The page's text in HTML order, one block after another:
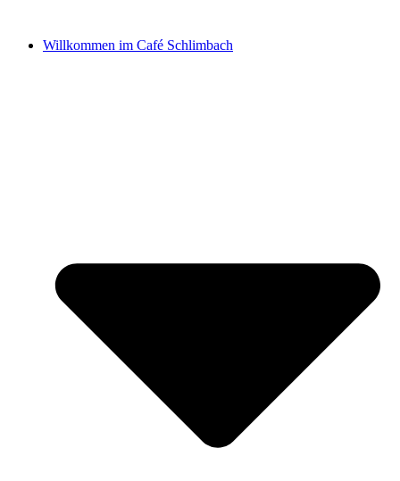
springenWillkommen im Café Schlimbach